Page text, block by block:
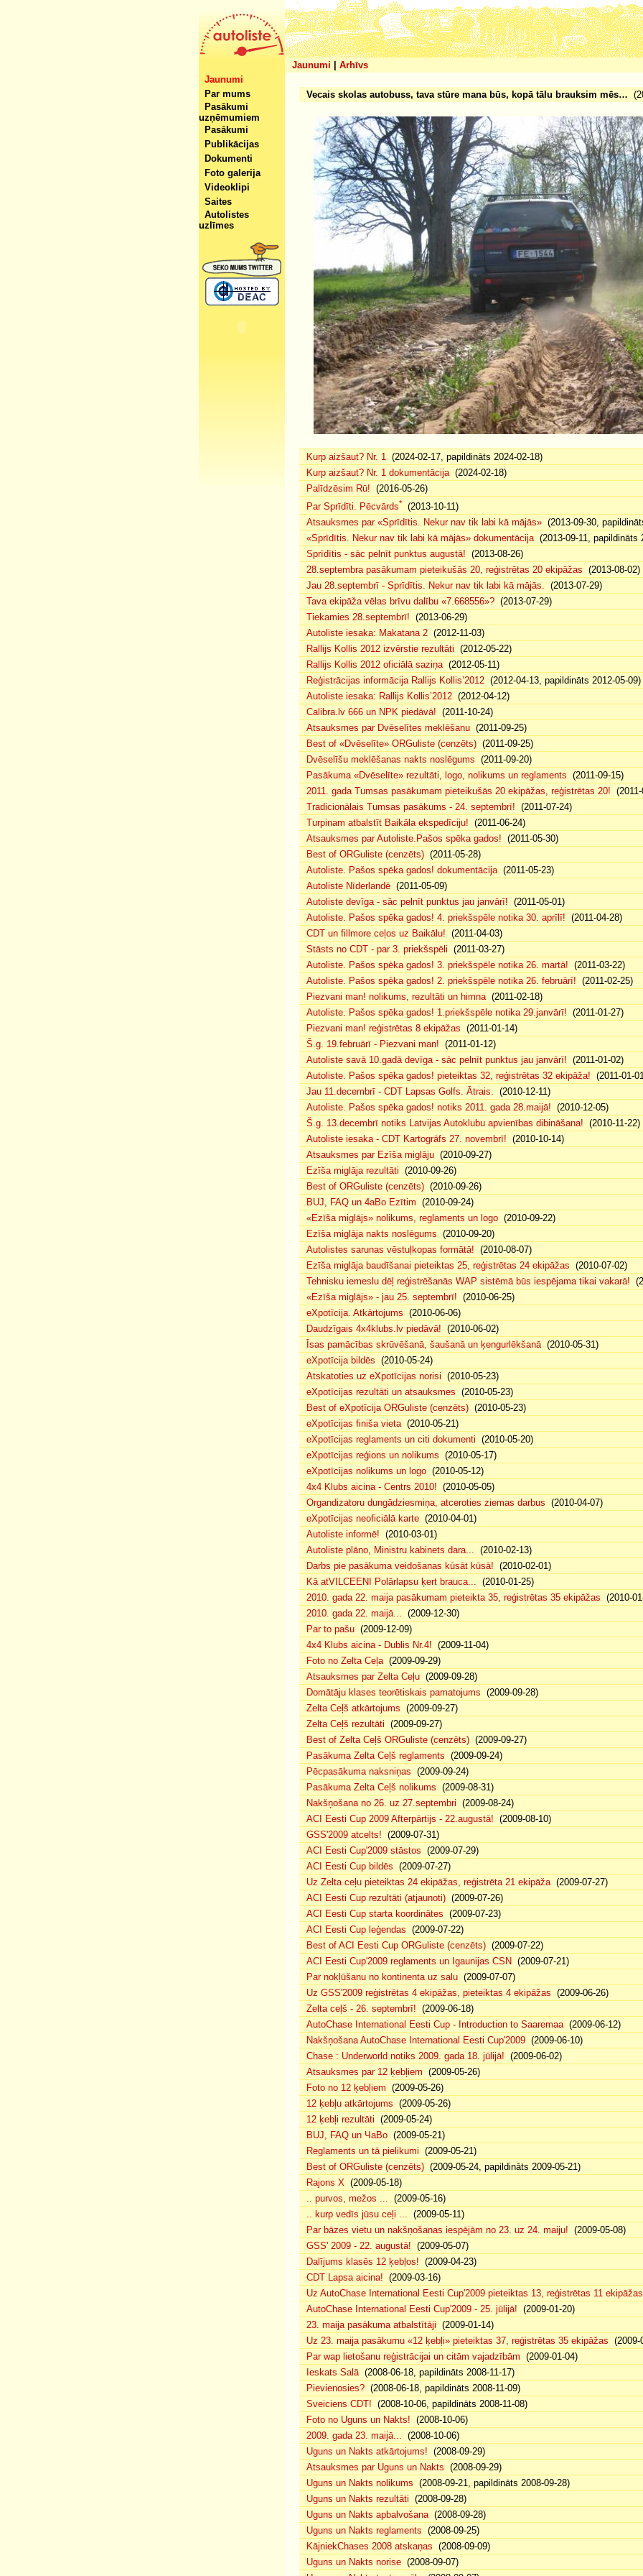
Jaunumi
Arhīvs
Jaunumi
Par mums
Pasākumi
uzņēmumiem
Pasākumi
Publikācijas
Dokumenti
Foto galerija
Videoklipi
Saites
Autolistes
uzlīmes
Vecais skolas autobuss, tava stūre mana būs, kopā tālu brauksim mēs…
Kurp aizšaut? Nr. 1 (2024-02-17, papildināts 2024-02-18)
Kurp aizšaut? Nr. 1 dokumentācija(2024-02-18)
Palīdzēsim Rū! (2016-05-26)
Par Sprīdīti. Pēcvārds*
(2013-10-11)
Atsauksmes par «Sprīdītis. Nekur nav tik labi kā mājās» (2013-09-30,
«Sprīdītis. Nekur nav tik labi kā mājās» dokumentācija(2013-09-11, papildināts
Sprīdītis - sāc pelnīt punktus augustā! (2013-08-26)
28.septembra pasākumam pieteikušās 20, reģistrētas 20 ekipāžas (2013-08-02)
Jau 28.septembrī - Sprīdītis. Nekur nav tik labi kā mājās. (2013-07-29)
Tava ekipāža vēlas brīvu dalību «7.668556»? (2013-07-29)
Tiekamies 28.septembrī! (2013-06-29)
Autoliste iesaka: Makatana 2 (2012-11-03)
Rallijs Kollis 2012 izvērstie rezultāti (2012-05-22)
Rallijs Kollis 2012 oficiālā saziņa(2012-05-11)
Reģistrācijas informācija Rallijs Kollis’2012 (2012-04-13, papildināts 2012-05-09)
Autoliste iesaka: Rallijs Kollis’2012 (2012-04-12)
Calibra.lv 666 un NPK piedāvā! (2011-10-24)
Atsauksmes par Dvēselītes meklēšanu (2011-09-25)
Best of «Dvēselīte» ORGuliste (cenzēts) (2011-09-25)
Dvēselīšu meklēšanas nakts noslēgums (2011-09-20)
Pasākuma «Dvēselīte» rezultāti, logo, nolikums un reglaments (2011-09-15)
2011. gada Tumsas pasākumam pieteikušās 20 ekipāžas, reģistrētas 20!
Tradicionālais Tumsas pasākums - 24. septembrī! (2011-07-24)
Turpinam atbalstīt Baikāla ekspedīciju! (2011-06-24)
Atsauksmes par Autoliste.Pašos spēka gados! (2011-05-30)
Best of ORGuliste (cenzēts) (2011-05-28)
Autoliste. Pašos spēka gados! dokumentācija(2011-05-23)
Autoliste Nīderlandē (2011-05-09)
Autoliste devīga - sāc pelnīt punktus jau janvārī! (2011-05-01)
Autoliste. Pašos spēka gados! 4. priekšspēle notika 30. aprīlī! (2011-04-28)
CDT un fillmore ceļos uz Baikālu! (2011-04-03)
Stāsts no CDT - par 3. priekšspēli (2011-03-27)
Autoliste. Pašos spēka gados! 3. priekšspēle notika 26. martā! (2011-03-22)
Autoliste. Pašos spēka gados! 2. priekšspēle notika 26. februārī! (2011-02-25)
Piezvani man! nolikums, rezultāti un himna(2011-02-18)
Autoliste. Pašos spēka gados! 1.priekšspēle notika 29.janvārī! (2011-01-27)
Piezvani man! reģistrētas 8 ekipāžas (2011-01-14)
Š.g. 19.februārī - Piezvani man! (2011-01-12)
Autoliste savā 10.gadā devīga - sāc pelnīt punktus jau janvārī! (2011-01-02)
Autoliste. Pašos spēka gados! pieteiktas 32, reģistrētas 32 ekipāža! (2011-01-
Jau 11.decembrī - CDT Lapsas Golfs. Ātrais. (2010-12-11)
Autoliste. Pašos spēka gados! notiks 2011. gada 28.maijā! (2010-12-05)
Š.g. 13.decembrī notiks Latvijas Autoklubu apvienības dibināšana! (2010-11-22)
Autoliste iesaka - CDT Kartogrāfs 27. novembrī! (2010-10-14)
Atsauksmes par Ezīša miglāju (2010-09-27)
Ezīša miglāja rezultāti (2010-09-26)
Best of ORGuliste (cenzēts) (2010-09-26)
BUJ, FAQ un 4aBo Ezītim (2010-09-24)
«Ezīša miglājs» nolikums, reglaments un logo (2010-09-22)
Ezīša miglāja nakts noslēgums (2010-09-20)
Autolistes sarunas vēstuļkopas formātā! (2010-08-07)
Ezīša miglāja baudīšanai pieteiktas 25, reģistrētas 24 ekipāžas (2010-07-02)
Tehnisku iemeslu dēļ reģistrēšanās WAP sistēmā būs iespējama tikai vakarā!
«Ezīša miglājs» - jau 25. septembrī! (2010-06-25)
eXpotīcija. Atkārtojums (2010-06-06)
Daudzīgais 4x4klubs.lv piedāvā! (2010-06-02)
Īsas pamācības skrūvēšanā, šaušanā un ķengurlēkšanā(2010-05-31)
eXpotīcija bildēs (2010-05-24)
Atskatoties uz eXpotīcijas norisi (2010-05-23)
eXpotīcijas rezultāti un atsauksmes (2010-05-23)
Best of eXpotīcija ORGuliste (cenzēts) (2010-05-23)
eXpotīcijas finiša vieta(2010-05-21)
eXpotīcijas reglaments un citi dokumenti (2010-05-20)
eXpotīcijas reģions un nolikums (2010-05-17)
eXpotīcijas nolikums un logo (2010-05-12)
4x4 Klubs aicina - Centrs 2010! (2010-05-05)
Organdizatoru dungādziesmiņa, atceroties ziemas darbus (2010-04-07)
eXpotīcijas neoficiālā karte (2010-04-01)
Autoliste informē! (2010-03-01)
Autoliste plāno, Ministru kabinets dara... (2010-02-13)
Darbs pie pasākuma veidošanas kūsāt kūsā! (2010-02-01)
Kā atVILCEENI Polārlapsu ķert brauca... (2010-01-25)
2010. gada 22. maija pasākumam pieteikta 35, reģistrētas 35 ekipāžas (2010-
2010. gada 22. maijā... (2009-12-30)
Par to pašu (2009-12-09)
4x4 Klubs aicina - Dublis Nr.4! (2009-11-04)
Foto no Zelta Ceļa(2009-09-29)
Atsauksmes par Zelta Ceļu (2009-09-28)
Domātāju klases teorētiskais pamatojums (2009-09-28)
Zelta Ceļš atkārtojums (2009-09-27)
Zelta Ceļš rezultāti (2009-09-27)
Best of Zelta Ceļš ORGuliste (cenzēts) (2009-09-27)
Pasākuma Zelta Ceļš reglaments (2009-09-24)
Pēcpasākuma naksniņas (2009-09-24)
Pasākuma Zelta Ceļš nolikums (2009-08-31)
Nakšņošana no 26. uz 27.septembri (2009-08-24)
ACI Eesti Cup 2009 Afterpārtijs - 22.augustā! (2009-08-10)
GSS'2009 atcelts! (2009-07-31)
ACI Eesti Cup'2009 stāstos (2009-07-29)
ACI Eesti Cup bildēs (2009-07-27)
Uz Zelta ceļu pieteiktas 24 ekipāžas, reģistrēta 21 ekipāža(2009-07-27)
ACI Eesti Cup rezultāti (atjaunoti) (2009-07-26)
ACI Eesti Cup starta koordinātes (2009-07-23)
ACI Eesti Cup leģendas (2009-07-22)
Best of ACI Eesti Cup ORGuliste (cenzēts) (2009-07-22)
ACI Eesti Cup'2009 reglaments un Igaunijas CSN (2009-07-21)
Par nokļūšanu no kontinenta uz salu (2009-07-07)
Uz GSS'2009 reģistrētas 4 ekipāžas, pieteiktas 4 ekipāžas (2009-06-26)
Zelta ceļš - 26. septembrī! (2009-06-18)
AutoChase International Eesti Cup - Introduction to Saaremaa(2009-06-12)
Nakšņošana AutoChase International Eesti Cup'2009 (2009-06-10)
Chase : Underworld notiks 2009. gada 18. jūlijā! (2009-06-02)
Atsauksmes par 12 ķebļiem (2009-05-26)
Foto no 12 ķebļiem (2009-05-26)
12 ķebļu atkārtojums (2009-05-26)
12 ķebļi rezultāti (2009-05-24)
BUJ, FAQ un ЧаВо (2009-05-21)
Reglaments un tā pielikumi (2009-05-21)
Best of ORGuliste (cenzēts) (2009-05-24, papildināts 2009-05-21)
Rajons X (2009-05-18)
.. purvos, mežos ... (2009-05-16)
.. kurp vedīs jūsu ceļi ... (2009-05-11)
Par bāzes vietu un nakšņošanas iespējām no 23. uz 24. maiju! (2009-05-08)
GSS' 2009 - 22. augustā! (2009-05-07)
Dalījums klasēs 12 ķebļos! (2009-04-23)
CDT Lapsa aicina! (2009-03-16)
Uz AutoChase International Eesti Cup'2009 pieteiktas 13, reģistrētas 11 ekipāžas
AutoChase International Eesti Cup'2009 - 25. jūlijā! (2009-01-20)
23. maija pasākuma atbalstītāji (2009-01-14)
Uz 23. maija pasākumu «12 ķebļi» pieteiktas 37, reģistrētas 35 ekipāžas (2009-
Par wap lietošanu reģistrācijai un citām vajadzībām (2009-01-04)
Ieskats Salā(2008-06-18, papildināts 2008-11-17)
Pievienosies? (2008-06-18, papildināts 2008-11-09)
Sveiciens CDT! (2008-10-06, papildināts 2008-11-08)
Foto no Uguns un Nakts! (2008-10-06)
2009. gada 23. maijā... (2008-10-06)
Uguns un Nakts atkārtojums! (2008-09-29)
Atsauksmes par Uguns un Nakts (2008-09-29)
Uguns un Nakts nolikums (2008-09-21, papildināts 2008-09-28)
Uguns un Nakts rezultāti (2008-09-28)
Uguns un Nakts apbalvošana(2008-09-28)
Uguns un Nakts reglaments (2008-09-25)
KājniekChases 2008 atskaņas (2008-09-09)
Uguns un Nakts norise (2008-09-07)